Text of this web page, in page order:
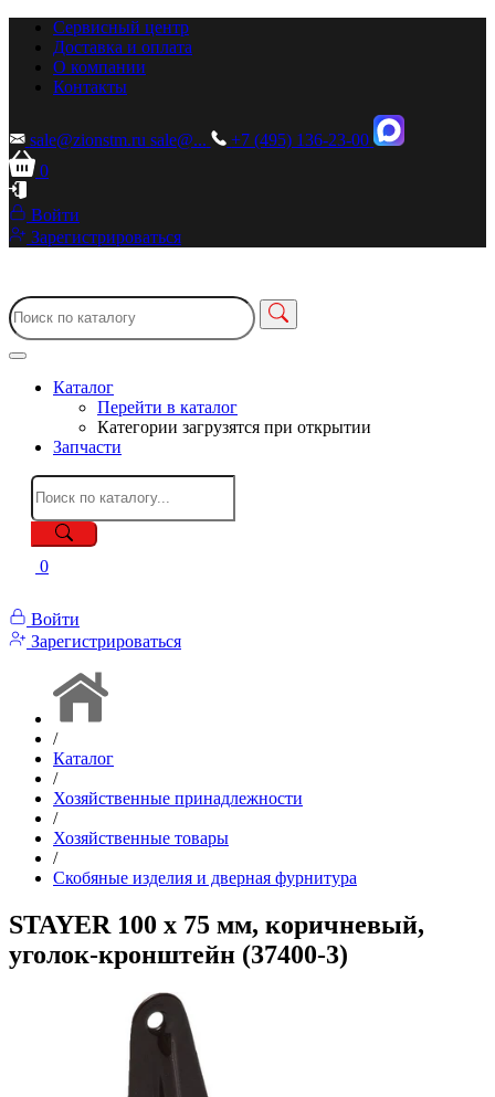
Сервисный центр
Доставка и оплата
О компании
Контакты
sale@zionstm.ru sale@...
+7 (495) 136-23-00
0
Войти
Зарегистрироваться
Каталог
Перейти в каталог
Категории загрузятся при открытии
Запчасти
0
Войти
Зарегистрироваться
/
Каталог
/
Хозяйственные принадлежности
/
Хозяйственные товары
/
Скобяные изделия и дверная фурнитура
STAYER 100 х 75 мм, коричневый,
уголок-кронштейн (37400-3)